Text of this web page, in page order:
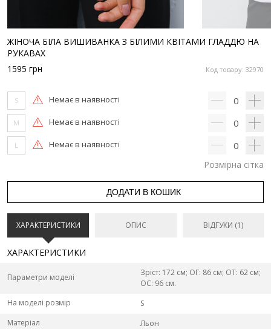
ЖІНОЧА БІЛА ВИШИВАНКА З БІЛИМИ КВІТАМИ ГЛАДДЮ НА
РУКАВАХ
Код товару: 32970
1595 грн
S Немає в наявності 0
M Немає в наявності 0
L Немає в наявності 0
Розмірна сітка
ДОДАТИ В КОШИК
ХАРАКТЕРИСТИКИ ОПИС ВІДГУКИ (1)
ХАРАКТЕРИСТИКИ
Параметри моделі
Зріст: 172 см; ОГ: 86 см; ОТ: 62 см;
ОС: 96 см.
На моделі розмір
S
Матеріал
Льон